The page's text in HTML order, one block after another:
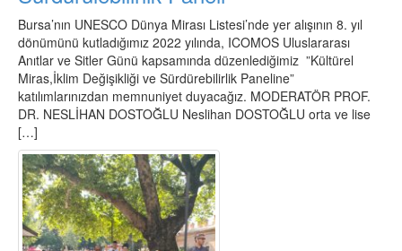
Bursa’nın UNESCO Dünya Mirası Listesi’nde yer alışının 8. yıl
dönümünü kutladığımız 2022 yılında, ICOMOS Uluslararası
Anıtlar ve Sitler Günü kapsamında düzenlediğimiz ”Kültürel
Miras,İklim Değişikliği ve Sürdürebilirlik Paneline”
katılımlarınızdan memnuniyet duyacağız. MODERATÖR PROF.
DR. NESLİHAN DOSTOĞLU Neslihan DOSTOĞLU orta ve lise
[…]